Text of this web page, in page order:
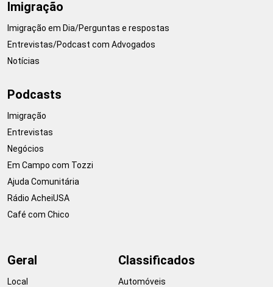
Imigração
Imigração em Dia/Perguntas e respostas
Entrevistas/Podcast com Advogados
Notícias
Podcasts
Imigração
Entrevistas
Negócios
Em Campo com Tozzi
Ajuda Comunitária
Rádio AcheiUSA
Café com Chico
Geral
Local
Classificados
Automóveis